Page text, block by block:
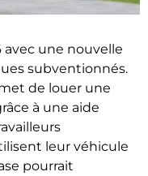
avec une nouvelle
subventionnés.
de louer une
à une aide
leur véhicule
pourrait